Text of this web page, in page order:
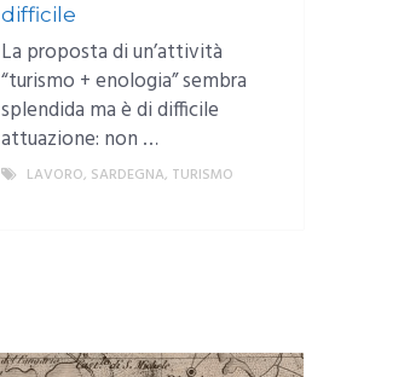
difficile
La proposta di un’attività
“turismo + enologia” sembra
splendida ma è di difficile
attuazione: non …
LAVORO, SARDEGNA, TURISMO